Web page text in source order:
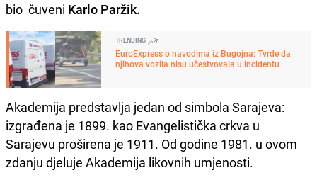
bio čuveni Karlo Paržik.
TRENDING
EuroExpress o navodima iz Bugojna: Tvrde da
njihova vozila nisu učestvovala u incidentu
Akademija predstavlja jedan od simbola Sarajeva:
izgrađena je 1899. kao Evangelistička crkva u
Sarajevu proširena je 1911. Od godine 1981. u ovom
zdanju djeluje Akademija likovnih umjenosti.